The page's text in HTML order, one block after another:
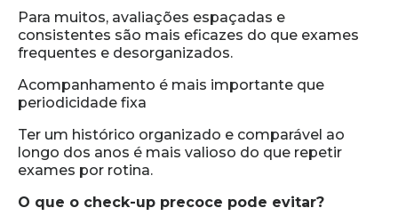
Para muitos, avaliações espaçadas e
consistentes são mais eficazes do que exames
frequentes e desorganizados.
Acompanhamento é mais importante que
periodicidade fixa
Ter um histórico organizado e comparável ao
longo dos anos é mais valioso do que repetir
exames por rotina.
O que o check-up precoce pode evitar?